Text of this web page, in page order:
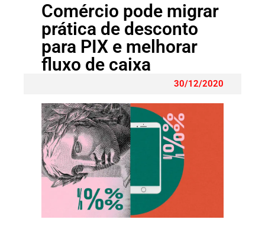
Comércio pode migrar
prática de desconto
para PIX e melhorar
fluxo de caixa
30/12/2020